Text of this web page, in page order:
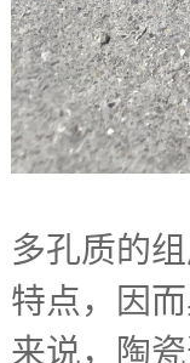
多孔质的
特点，因
来说，陶